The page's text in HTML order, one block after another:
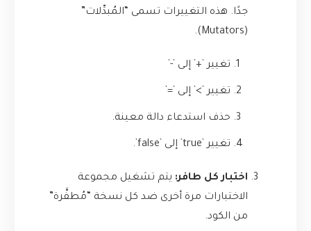
جدًا. هذه التغييرات تسمى “المُبدِّلات”
(Mutators).
تغيير `+` إلى `-`
تغيير `>` إلى `=`
حذف استدعاء دالة معينة.
تغيير `true` إلى `false`.
اختبار كل طافر: يتم تشغيل مجموعة
الاختبارات مرة أخرى ضد كل نسخة “مُطفَّرة”
من الكود.